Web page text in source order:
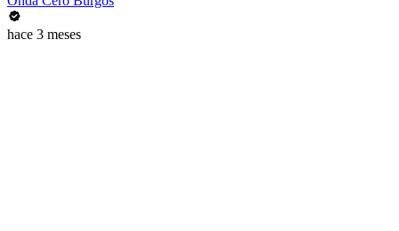
hace 3 meses